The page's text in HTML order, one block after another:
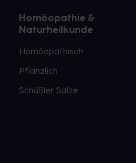
Homöopathie &
Naturheilkunde
Homöopathisch
Pflanzlich
Schüßler Salze